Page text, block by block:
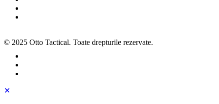
© 2025 Otto Tactical. Toate drepturile rezervate.
✕